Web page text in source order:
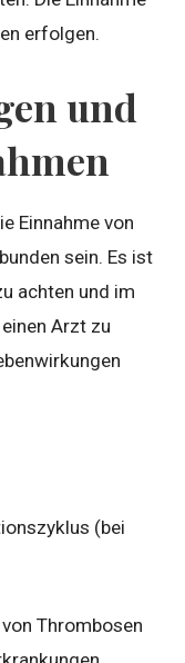
erfolgen.
und
Einnahme von
sein. Es ist
achten und im
Arzt zu
(bei
Thrombosen